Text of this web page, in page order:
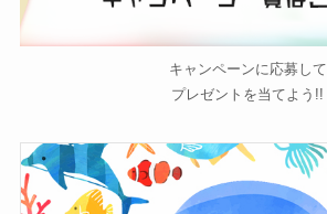
キャンペーンに応募して
プレゼントを当てよう!!